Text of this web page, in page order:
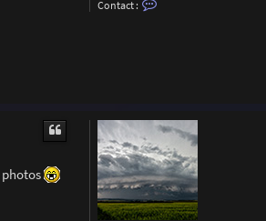
Contact :
a
r
i
a
l